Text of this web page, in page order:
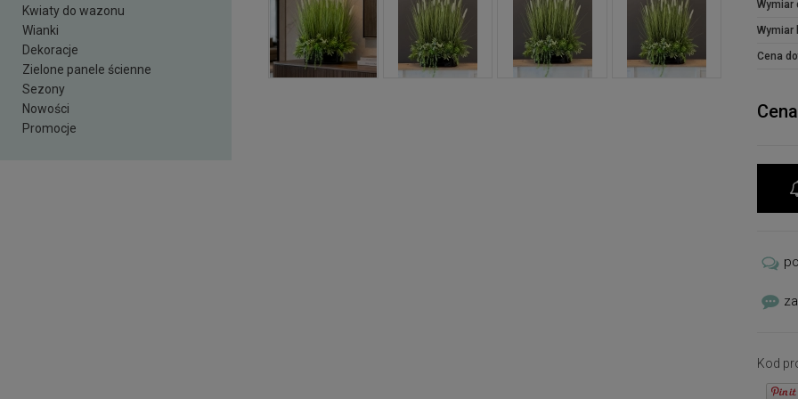
Kwiaty do wazonu
Wianki
Dekoracje
Zielone panele ścienne
Sezony
Nowości
Promocje
ladę
Wymiar
Wymiar
Cena
Kod